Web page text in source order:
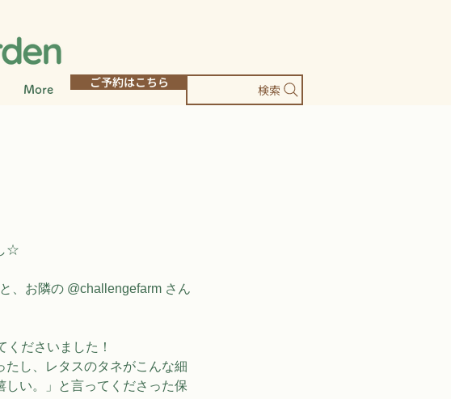
More ご予約はこちら 検索
☆
、お隣の @challengefarm さん
ださいました！
たし、レタスのタネがこんな細
い。」と言ってくださった保